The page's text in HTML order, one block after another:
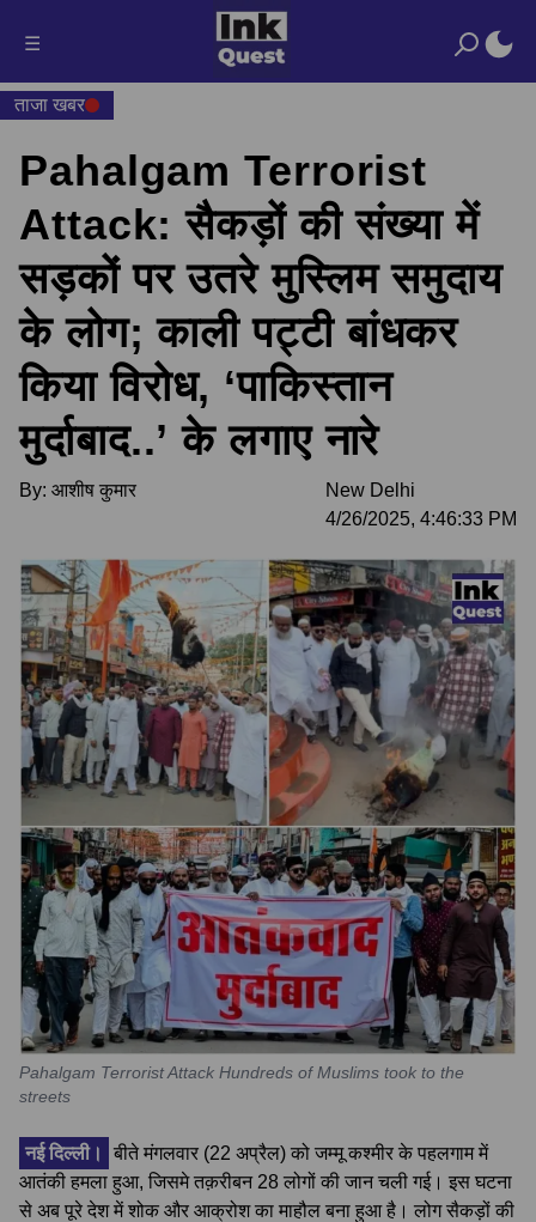
☰
ताजा खबर
Pahalgam Terrorist
Attack: सैकड़ों की संख्या में
सड़कों पर उतरे मुस्लिम समुदाय
के लोग; काली पट्टी बांधकर
किया विरोध, ‘पाकिस्तान
मुर्दाबाद..’ के लगाए नारे
By: आशीष कुमार
New Delhi
4/26/2025, 4:46:33 PM
Pahalgam Terrorist Attack Hundreds of Muslims took to the
streets
नई दिल्ली।
बीते मंगलवार (22 अप्रैल) को जम्मू कश्मीर के पहलगाम में
आतंकी हमला हुआ, जिसमे तक़रीबन 28 लोगों की जान चली गई। इस घटना
से अब पूरे देश में शोक और आक्रोश का माहौल बना हुआ है। लोग सैकड़ों की